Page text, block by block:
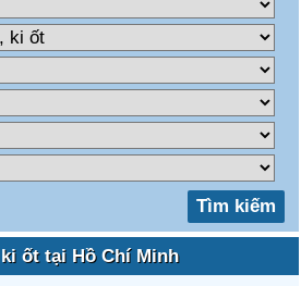
ốt tại Hồ Chí Minh